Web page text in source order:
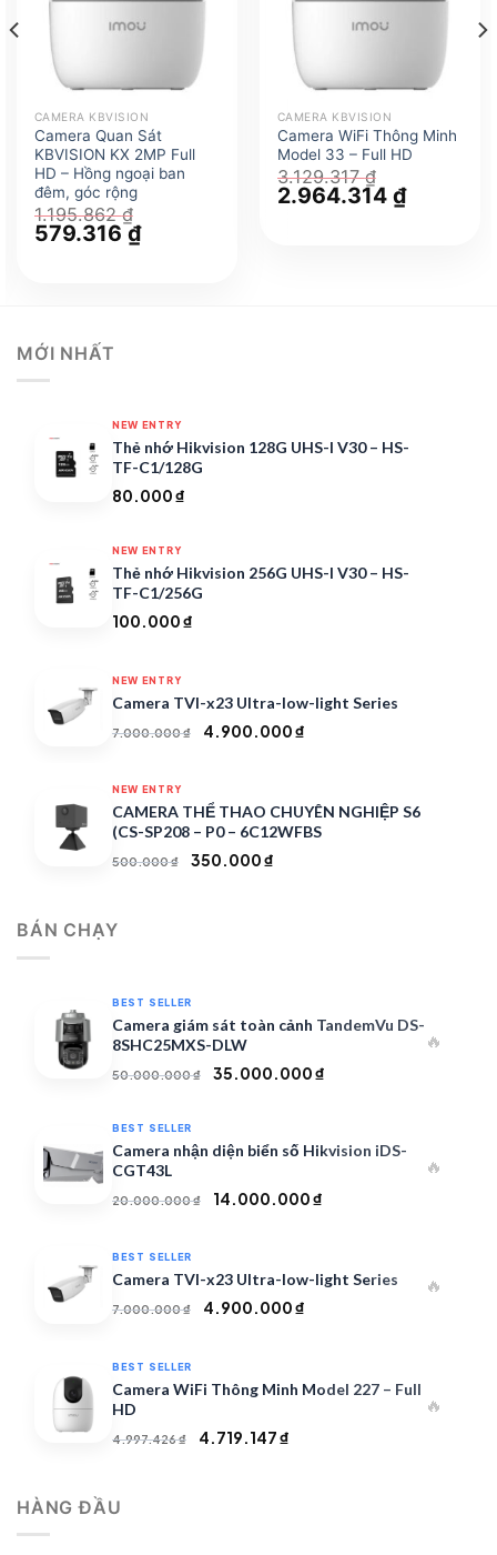
CAMERA KBVISION
Camera Quan Sát
KBVISION KX 2MP Full
HD – Hồng ngoại ban
đêm, góc rộng
1.195.862₫
Giá
gốc
579.316₫Giá
hiện
CAMERA KBVISION
Camera WiFi Thông Minh
Model 33 – Full HD
3.129.317₫
Giá
gốc
2.964.314 ₫Giá
hiện
MỚI NHẤT
NEW ENTRY
Thẻ nhớ Hikvision 128G UHS-I V30 – HS-
TF-C1/128G
80.000₫
NEW ENTRY
Thẻ nhớ Hikvision 256G UHS-I V30 – HS-
TF-C1/256G
100.000₫
NEW ENTRY
Camera TVI-x23 Ultra-low-light Series
7.000.000₫
Giá
7.000.000 ₫.
4.900.000₫
là:
4.900.000 ₫.
NEW ENTRY
CAMERA THỂ THAO CHUYÊN NGHIỆP S6
(CS-SP208 – P0 – 6C12WFBS
500.000₫
Giá
350.000₫
BÁN CHẠY
BEST SELLER
Camera giám sát toàn cảnh TandemVu DS-
8SHC25MXS-DLW
50.000.000₫
Giá
50.000.000 ₫.
35.000.000₫
là:
35.000.000 ₫.
🔥
BEST SELLER
Camera nhận diện biển số Hikvision iDS-
CGT43L
20.000.000₫
Giá
20.000.000 ₫.
14.000.000₫
là:
14.000.000 ₫.
🔥
BEST SELLER
Camera TVI-x23 Ultra-low-light Series
7.000.000₫
Giá
7.000.000 ₫.
4.900.000₫
là:
🔥
BEST SELLER
Camera WiFi Thông Minh Model 227 – Full
HD
4.997.426₫
Giá
4.719.147₫
🔥
HÀNG ĐẦU